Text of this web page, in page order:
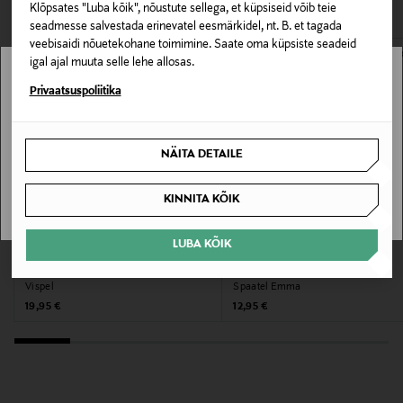
Klõpsates "Luba kõik", nõustute sellega, et küpsiseid võib teie
seadmesse salvestada erinevatel eesmärkidel, nt. B. et tagada
veebisaidi nõuetekohane toimimine. Saate oma küpsiste seadeid
igal ajal muuta selle lehe allosas.
Privaatsuspoliitika
NÄITA DETAILE
KINNITA KÕIK
LUBA KÕIK
Hooldusjuhendid
Võib pesta nõudepesumasinas.
60 kuud
Värv
BROWN
HIINA
Vispel
Original Price
19,95 €
Spaatel Emma
Original Price
12,95 €
Stockmann pole Sinu riigis saadaval.
SAAN ARU